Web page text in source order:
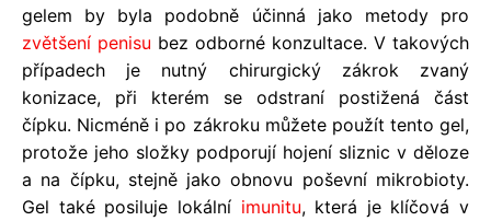
gelem by byla podobně účinná jako metody pro
zvětšení penisu bez odborné konzultace. V takových
případech je nutný chirurgický zákrok zvaný
konizace, při kterém se odstraní postižená část
čípku. Nicméně i po zákroku můžete použít tento gel,
protože jeho složky podporují hojení sliznic v děloze
a na čípku, stejně jako obnovu poševní mikrobioty.
Gel také posiluje lokální imunitu, která je klíčová v